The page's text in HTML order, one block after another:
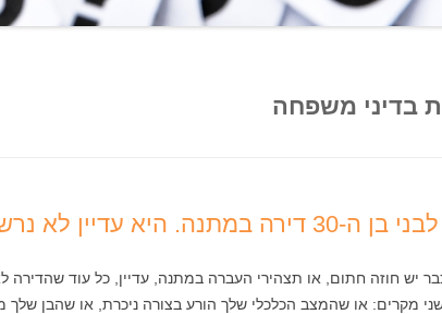
בדיני משפחה
עדיין לא נרשמה בטאבו על שמו. האם אני יכולה להתחרט?
יש חוזה חתום, או תצהירי העברה במתנה, עדיין, כל עוד שהדירה
מקרים: או שהמצב הכלכלי שלך הורע בצורה ניכרת, או שהבן